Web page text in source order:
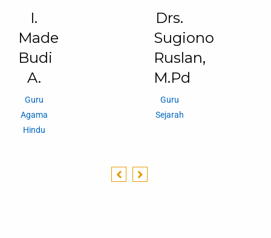
I.
Made
Budi
A.
Guru
Agama
Hindu
Drs.
Sugiono
Ruslan,
M.Pd
Guru
Sejarah